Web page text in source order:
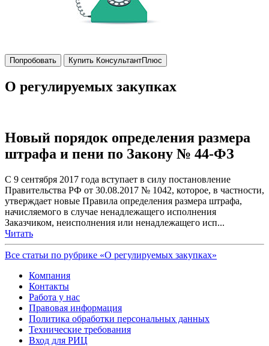
Попробовать Купить КонсультантПлюс
О регулируемых закупках
Новый порядок определения размера
штрафа и пени по Закону № 44-ФЗ
С 9 сентября 2017 года вступает в силу постановление
Правительства РФ от 30.08.2017 № 1042, которое, в частности,
утверждает новые Правила определения размера штрафа,
начисляемого в случае ненадлежащего исполнения
Заказчиком, неисполнения или ненадлежащего исп...
Читать
Все статьи по рубрике «О регулируемых закупках»
Компания
Контакты
Работа у нас
Правовая информация
Политика обработки персональных данных
Технические требования
Вход для РИЦ